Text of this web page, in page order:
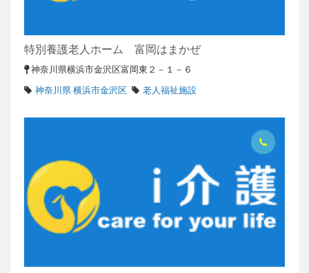
特別養護老人ホーム 富岡はまかぜ
神奈川県横浜市金沢区富岡東２－１－６
神奈川県 横浜市金沢区
老人福祉施設